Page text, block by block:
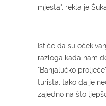
mjesta", rekla je
Ističe da su
razloga kada nam
"Banjalučko
turista, tako da je
zajedno na što